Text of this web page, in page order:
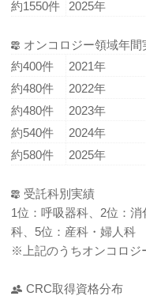
約1550件
2025年
オンコロジー領域年間
約400件
2021年
約480件
2022年
約480件
2023年
約540件
2024年
約580件
2025年
受託科別実績
1位：呼吸器科、2位：
科、5位：産科・婦人科
※上記のうちオンコロジ
CRC取得資格分布